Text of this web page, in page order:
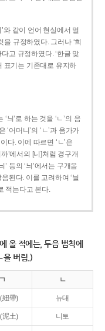
와 같이 언어 현실에서 멀
을 규정하였다. 그러나 ‘희
다고 규정하였다. ‘한글 맞
표기는 기존대로 유지하
‘늬’로 하는 것을 ‘ㄴ’의 음
‘어머니’의 ‘ㄴ’과 음가가
다. 이에 따르면 ‘ㄴ’은
’에서의 [니]처럼 경구개
등의 ‘늬’에서는 구개음
된다. 이를 고려하여 ‘늴
적는다고 본다.
올 적에는, 두음 법칙에
을 버림.)
ㄱ ㄴ
紐帶) 뉴대
泥土) 니토